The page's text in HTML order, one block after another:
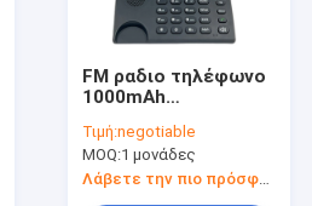
FM ραδιο τηλέφωνο
1000mAh
γραφείου LTE Volte
εφεδρική μπαταρία
Τιμή:negotiable
MOQ:1 μονάδες